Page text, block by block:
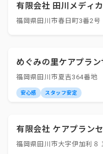
有限会社 田川メディ
福岡県田川市春日町3番2号
めぐみの里ケアプラン
福岡県田川市夏吉364番地
安心感 スタッフ安定
有限会社 ケアプラン
福岡県田川市大字伊加利８